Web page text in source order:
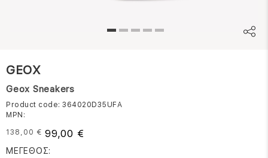
GEOX
Geox Sneakers
Product code: 364020D35UFA
MPN:
138,00 € 99,00 €
ΜΕΓΕΘΟΣ: